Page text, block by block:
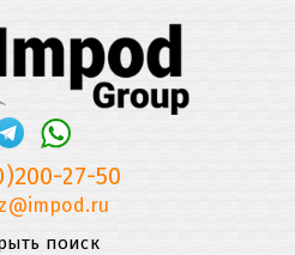
27-50
поиск